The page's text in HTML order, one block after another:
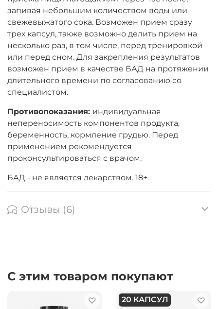
запивая небольшим количеством воды или
свежевыжатого сока. Возможен прием сразу
трех капсул, также возможно делить прием на
несколько раз, в том числе, перед тренировкой
или перед сном. Для закрепления результатов
возможен прием в качестве БАД на протяжении
длительного времени по согласованию со
специалистом.
Противопоказания: индивидуальная
непереносимость компонентов продукта,
беременность, кормление грудью. Перед
применением рекомендуется
проконсультироваться с врачом.
БАД - не является лекарством. 18+
Отзывы (6)
С этим товаром покупают
20 КАПСУЛ